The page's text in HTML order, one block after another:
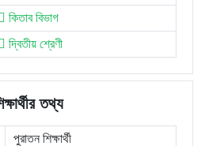
কিতাব বিভাগ
দ্বিতীয় শ্রেণী
তথ্য
পুরাতন শিক্ষার্থী